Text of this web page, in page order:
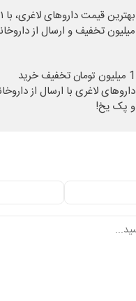
بهترین قیمت داروهای لاغری، با ۱
میلیون تخفیف و ارسال از
1 میلیون تومان تخفیف خرید
داروهای لاغری با ارسال از
و پک یخ!